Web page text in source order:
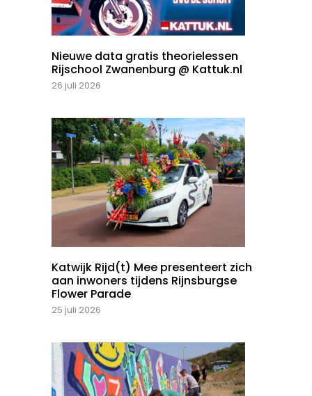
Nieuwe data gratis theorielessen
Rijschool Zwanenburg @ Kattuk.nl
26 juli 2026
Katwijk Rijd(t) Mee presenteert zich
aan inwoners tijdens Rijnsburgse
Flower Parade
25 juli 2026